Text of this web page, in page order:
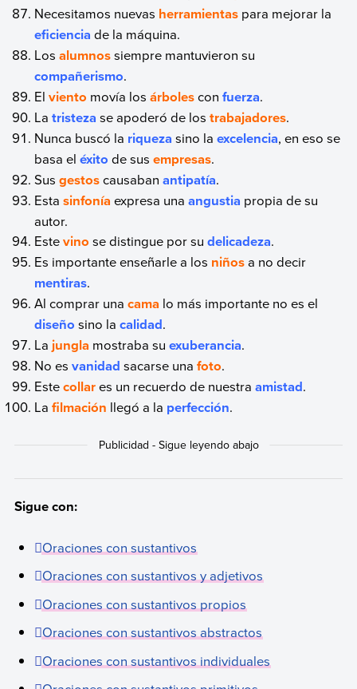
Necesitamos nuevas herramientas para mejorar la
eficiencia de la máquina.
Losalumnossiempre mantuvieron su
compañerismo.
Elviento movía losárbolesconfuerza.
Latristeza se apoderó de lostrabajadores.
Nunca buscó la riqueza sino laexcelencia, en eso se
basa eléxito de susempresas.
Susgestoscausabanantipatía.
Estasinfonía expresa unaangustia propia de su
autor.
Estevino se distingue por sudelicadeza.
Es importante enseñarle a los niñosa no decir
mentiras.
Al comprar unacama lo más importante no es el
diseño sino lacalidad.
La jungla mostraba suexuberancia.
No esvanidad sacarse unafoto.
Estecollares un recuerdo de nuestraamistad.
Lafilmación llegó a la perfección.
Sigue con:
Oraciones con sustantivos
Oraciones con sustantivos y adjetivos
Oraciones con sustantivos propios
Oraciones con sustantivos abstractos
Oraciones con sustantivos individuales